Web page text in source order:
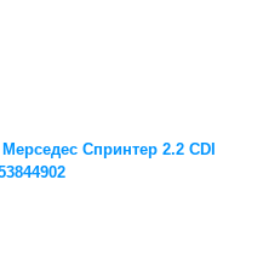
Спринтер 2.2 CDI